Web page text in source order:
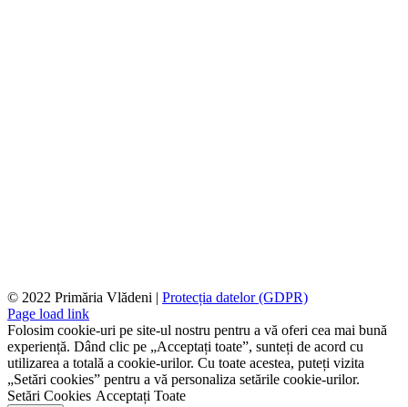
© 2022 Primăria Vlădeni | Protecția datelor (GDPR)
Page load link
Folosim cookie-uri pe site-ul nostru pentru a vă oferi cea mai bună
experiență. Dând clic pe „Acceptați toate”, sunteți de acord cu
utilizarea a totală a cookie-urilor. Cu toate acestea, puteți vizita
„Setări cookies” pentru a vă personaliza setările cookie-urilor.
Setări Cookies Acceptați Toate